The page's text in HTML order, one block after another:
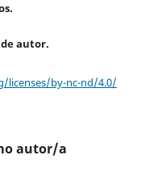
autor.
licenses/by-nc-nd/4.0/
autor/a